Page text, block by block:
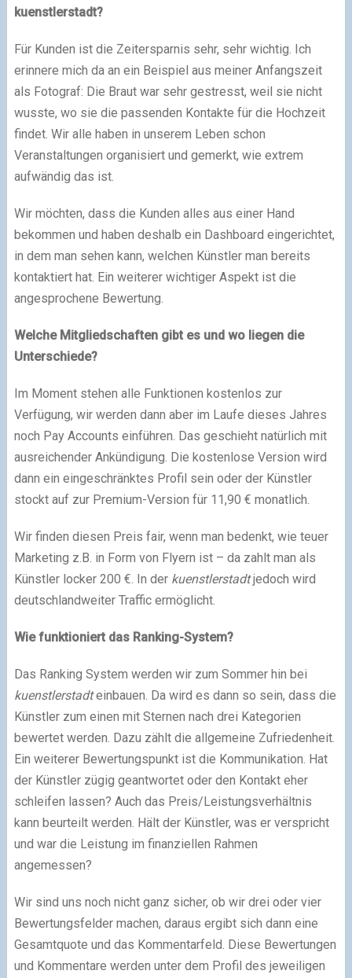
kuenstlerstadt?
Für Kunden ist die Zeitersparnis sehr, sehr wichtig. Ich
erinnere mich da an ein Beispiel aus meiner Anfangszeit
als Fotograf: Die Braut war sehr gestresst, weil sie nicht
wusste, wo sie die passenden Kontakte für die Hochzeit
findet. Wir alle haben in unserem Leben schon
Veranstaltungen organisiert und gemerkt, wie extrem
aufwändig das ist.
Wir möchten, dass die Kunden alles aus einer Hand
bekommen und haben deshalb ein Dashboard eingerichtet,
in dem man sehen kann, welchen Künstler man bereits
kontaktiert hat. Ein weiterer wichtiger Aspekt ist die
angesprochene Bewertung.
Welche Mitgliedschaften gibt es und wo liegen die
Unterschiede?
Im Moment stehen alle Funktionen kostenlos zur
Verfügung, wir werden dann aber im Laufe dieses Jahres
noch Pay Accounts einführen. Das geschieht natürlich mit
ausreichender Ankündigung. Die kostenlose Version wird
dann ein eingeschränktes Profil sein oder der Künstler
stockt auf zur Premium-Version für 11,90 € monatlich.
Wir finden diesen Preis fair, wenn man bedenkt, wie teuer
Marketing z.B. in Form von Flyern ist – da zahlt man als
Künstler locker 200 €. In der kuenstlerstadtjedoch wird
deutschlandweiter Traffic ermöglicht.
Wie funktioniert das Ranking-System?
Das Ranking System werden wir zum Sommer hin bei
kuenstlerstadteinbauen. Da wird es dann so sein, dass die
Künstler zum einen mit Sternen nach drei Kategorien
bewertet werden. Dazu zählt die allgemeine Zufriedenheit.
Ein weiterer Bewertungspunkt ist die Kommunikation. Hat
der Künstler zügig geantwortet oder den Kontakt eher
schleifen lassen? Auch das Preis/Leistungsverhältnis
kann beurteilt werden. Hält der Künstler, was er verspricht
und war die Leistung im finanziellen Rahmen
angemessen?
Wir sind uns noch nicht ganz sicher, ob wir drei oder vier
Bewertungsfelder machen, daraus ergibt sich dann eine
Gesamtquote und das Kommentarfeld. Diese Bewertungen
und Kommentare werden unter dem Profil des jeweiligen